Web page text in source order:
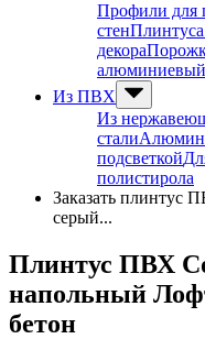
Профили для
стен
декора
алюминиевый
Из ПВХ
Из
стали
подсветкой
полистирола
Заказать плинтус
серый...
Плинтус ПВХ
напольный
бетон